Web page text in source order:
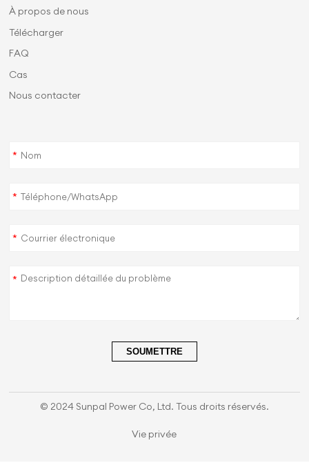
À propos de nous
Télécharger
FAQ
Cas
Nous contacter
*
*
*
*
SOUMETTRE
© 2024 Sunpal Power Co, Ltd. Tous droits réservés.
Vie privée